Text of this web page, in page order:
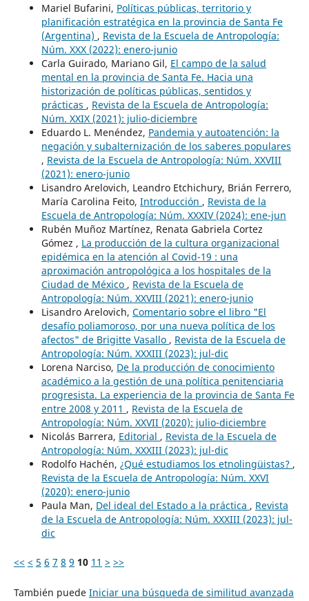
Mariel Bufarini, Políticas públicas, territorio y
planificación estratégica en la provincia de Santa Fe
(Argentina) , Revista de la Escuela de Antropología:
Núm. XXX (2022): enero-junio
Carla Guirado, Mariano Gil, El campo de la salud
mental en la provincia de Santa Fe. Hacia una
historización de políticas públicas, sentidos y
prácticas , Revista de la Escuela de Antropología:
Núm. XXIX (2021): julio-diciembre
Eduardo L. Menéndez, Pandemia y autoatención: la
negación y subalternización de los saberes populares
, Revista de la Escuela de Antropología: Núm. XXVIII
(2021): enero-junio
Lisandro Arelovich, Leandro Etchichury, Brián Ferrero,
María Carolina Feito, Introducción , Revista de la
Escuela de Antropología: Núm. XXXIV (2024): ene-jun
Rubén Muñoz Martínez, Renata Gabriela Cortez
Gómez , La producción de la cultura organizacional
epidémica en la atención al Covid-19 : una
aproximación antropológica a los hospitales de la
Ciudad de México , Revista de la Escuela de
Antropología: Núm. XXVIII (2021): enero-junio
Lisandro Arelovich, Comentario sobre el libro "El
desafío poliamoroso, por una nueva política de los
afectos" de Brigitte Vasallo , Revista de la Escuela de
Antropología: Núm. XXXIII (2023): jul-dic
Lorena Narciso, De la producción de conocimiento
académico a la gestión de una política penitenciaria
progresista. La experiencia de la provincia de Santa Fe
entre 2008 y 2011 , Revista de la Escuela de
Antropología: Núm. XXVII (2020): julio-diciembre
Nicolás Barrera, Editorial , Revista de la Escuela de
Antropología: Núm. XXXIII (2023): jul-dic
Rodolfo Hachén, ¿Qué estudiamos los etnolingüistas? ,
Revista de la Escuela de Antropología: Núm. XXVI
(2020): enero-junio
Paula Man, Del ideal del Estado a la práctica , Revista
de la Escuela de Antropología: Núm. XXXIII (2023): jul-
dic
<< < 5 6 7 8 9 10 11 > >>
También puede Iniciar una búsqueda de similitud avanzada